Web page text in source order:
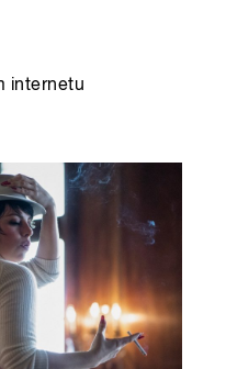
internetu